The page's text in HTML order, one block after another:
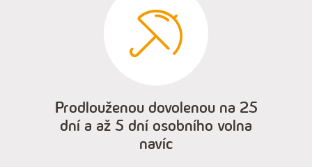
Prodlouženou dovolenou na 25
dní a až 5 dní osobního volna
navíc